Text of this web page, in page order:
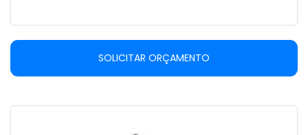
SOLICITAR ORÇAMENTO